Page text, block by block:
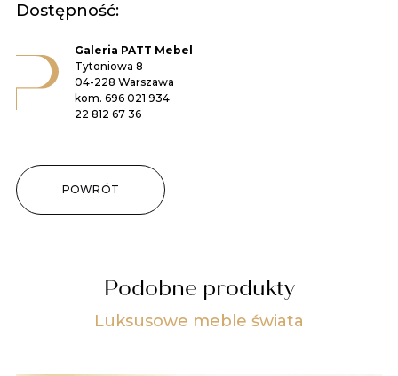
Dostępność:
Galeria PATT Mebel
Tytoniowa 8
04-228 Warszawa
kom. 696 021 934
22 812 67 36
POWRÓT
Podobne produkty
Luksusowe meble świata